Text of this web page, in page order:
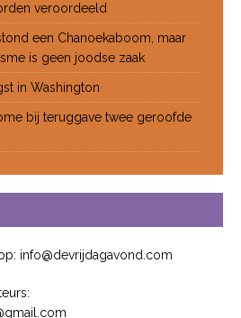
veroordeeld
een Chanoekaboom, maar
is geen joodse zaak
in Washington
bij teruggave twee geroofde
info@devrijdagavond.com